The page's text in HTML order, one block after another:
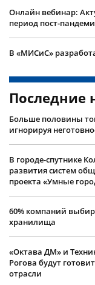
Онлайн вебинар:
период пост-
В «МИСиС»
Последние
Больше половины
игнорируя
В городе-спутнике
развития систем
проекта «Умные
60% компаний
хранилища
«Октава ДМ» и
Рогова будут
отрасли